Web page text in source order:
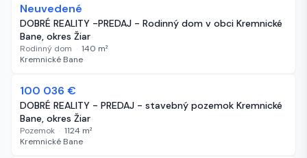
86 dní
Neuvedené
DOBRÉ REALITY -PREDAJ - Rodinný dom v obci Kremnické
Bane, okres Žiar
Rodinný dom · 140 m²
Kremnické Bane
86 dní
-12 364 €
100 036 €
DOBRÉ REALITY - PREDAJ - stavebný pozemok Kremnické
Bane, okres Žiar
Pozemok · 1124 m²
Kremnické Bane